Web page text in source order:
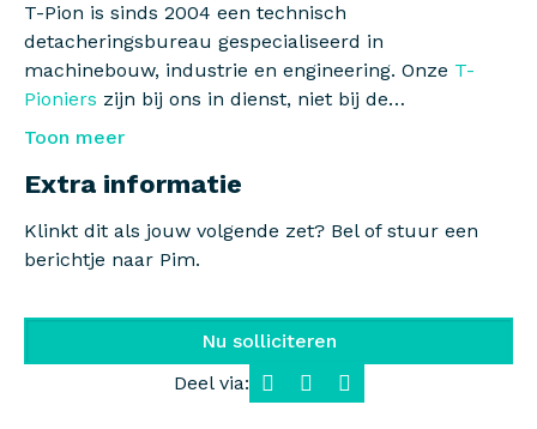
T-Pion is sinds 2004 een technisch
detacheringsbureau gespecialiseerd in
machinebouw, industrie en engineering. Onze T-
Pioniers zijn bij ons in dienst, niet bij de
opdrachtgever. Dat betekent: een vast
project afloopt.
Toon meer
Extra informatie
Klinkt dit als jouw volgende zet? Bel of stuur een
berichtje naar Pim.
Deel via: FacebookLinkedIn
Nu solliciteren